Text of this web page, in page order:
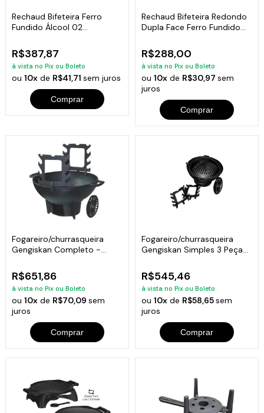
Rechaud Bifeteira Ferro
Fundido Álcool 02
R$387,87
à vista no Pix ou Boleto
ou10x de R$41,71sem juros
Comprar
Rechaud Bifeteira Redondo
Dupla Face Ferro Fundido
R$288,00
à vista no Pix ou Boleto
ou 10xde R$30,97 sem
juros
Comprar
Fogareiro/churrasqueira
Gengiskan Completo -
R$651,86
à vista no Pix ou Boleto
ou10x de R$70,09sem
juros
Comprar
Fogareiro/churrasqueira
Gengiskan Simples 3 Peças
R$545,46
à vista no Pix ou Boleto
ou 10xde R$58,65sem
juros
Comprar